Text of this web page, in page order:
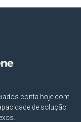
conta hoje com
de solução